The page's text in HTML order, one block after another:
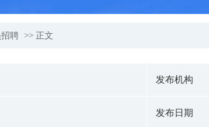
招聘 >> 正文
发布机构
发布日期